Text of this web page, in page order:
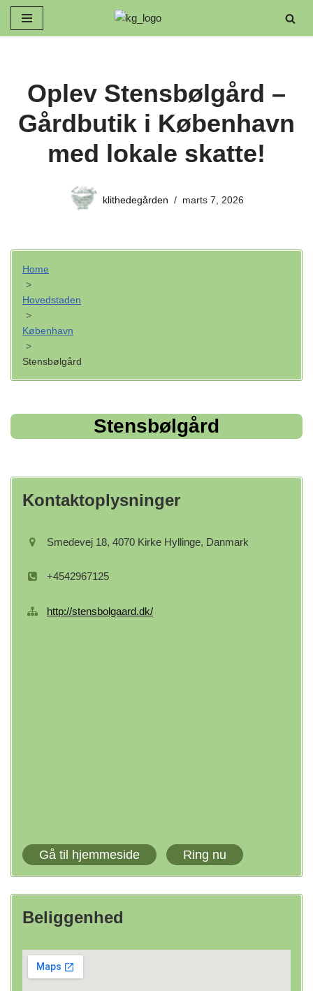
Spring
Oplev Stensbølgård –
Gårdbutik i København
med lokale skatte!
klithedegården marts 7, 2026
Home
>
Hovedstaden
>
København
>
Stensbølgård
Stensbølgård
Kontaktoplysninger
Smedevej 18, 4070 Kirke Hyllinge, Danmark
+4542967125
http://stensbolgaard.dk/
Gå til hjemmeside Ring nu
Beliggenhed